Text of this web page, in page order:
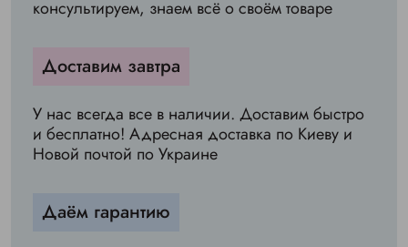
консультируем, знаем всё о своём товаре
Доставим завтра
У нас всегда все в наличии. Доставим быстро
и бесплатно! Адресная доставка по Киеву и
Новой почтой по Украине
Даём гарантию